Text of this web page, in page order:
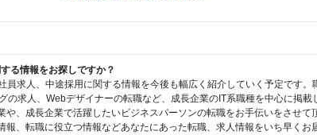
る情報をお探しですか？
求人、中途採用に関する情報を今後も幅広く紹介していく予定です。
の求人、Webデザイナーの転職など、成長企業のIT系職種を中心に掲
や、成長企業で活躍したいビジネスパーソンの転職をお手伝いをさせ
、転職に役立つ情報などあなたにあった転職、求人情報をいち早くお